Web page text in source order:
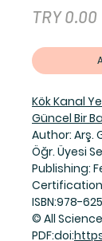
TRY 0.00
Kök Kanal
Güncel Bir
Author: Arş.
Öğr. Üyesi
Publishing:
Certification
ISBN:978-
© All
PDF:doi: